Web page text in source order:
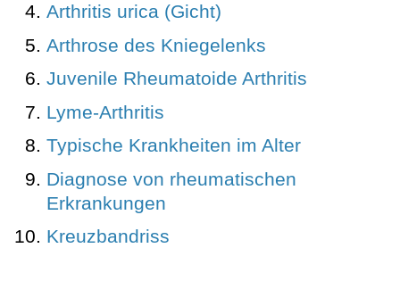
Arthritis urica (Gicht)
Arthrose des Kniegelenks
Juvenile Rheumatoide Arthritis
Lyme-Arthritis
Typische Krankheiten im Alter
Diagnose von rheumatischen
Erkrankungen
Kreuzbandriss